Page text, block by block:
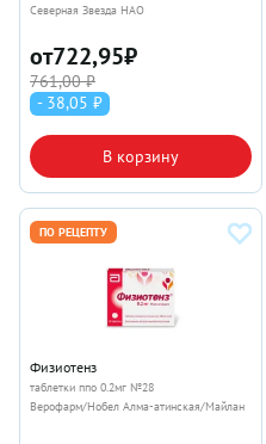
Северная Звезда НАО
от722,95₽
761,00 ₽
- 38,05 ₽
В корзину
ПО РЕЦЕПТУ
Физиотенз
таблетки ппо 0.2мг №28
Верофарм/Нобел Алма-атинская/Майлан